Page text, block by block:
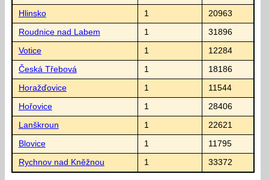
Hlinsko 1 20963
Roudnice nad Labem 1 31896
Votice 1 12284
Česká Třebová 1 18186
Horažďovice 1 11544
Hořovice 1 28406
Lanškroun 1 22621
Blovice 1 11795
Rychnov nad Kněžnou 1 33372